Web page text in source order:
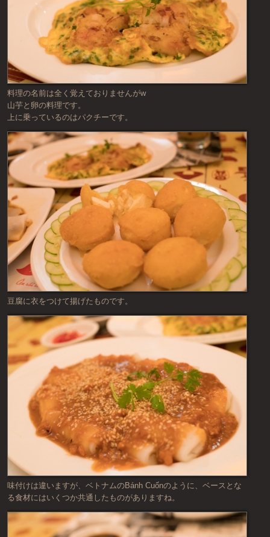
料理の名前は全く覚えておりませんがw
山芋と卵の料理です。
上に乗っているのはパクチーです。
豆腐に衣をつけて揚げたものです。
味付けは違いますが、ベトナムのBánh Cuốnのように、ベースとな
る食材にはいくつか共通したものがありますね。